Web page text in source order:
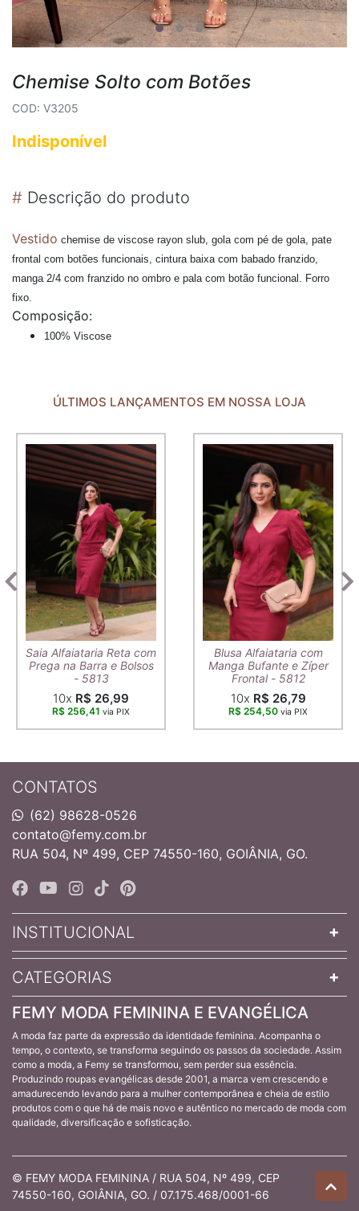
Chemise Solto com Botões
COD: V3205
Indisponível
# Descrição do produto
Vestido chemise de viscose rayon slub, gola com pé de gola, pate
frontal com botões funcionais, cintura baixa com babado franzido,
manga 2/4 com franzido no ombro e pala com botão funcional. Forro
fixo.
Composição:
100% Viscose
ÚLTIMOS LANÇAMENTOS EM NOSSA LOJA
Saia Alfaiataria Reta com
Prega na Barra e Bolsos
- 5813
10x R$ 26,99
R$ 256,41 via PIX
Blusa Alfaiataria com
Manga Bufante e Zíper
Frontal - 5812
10x R$ 26,79
R$ 254,50 via PIX
CONTATOS
(62) 98628-0526
contato@femy.com.br
RUA 504, Nº 499, CEP 74550-160, GOIÂNIA, GO.
INSTITUCIONAL
CATEGORIAS
FEMY MODA FEMININA E EVANGÉLICA
A moda faz parte da expressão da identidade feminina. Acompanha o
tempo, o contexto, se transforma seguindo os passos da sociedade. Assim
como a moda, a Femy se transformou, sem perder sua essência.
Produzindo roupas evangélicas desde 2001, a marca vem crescendo e
amadurecendo levando para a mulher contemporânea e cheia de estilo
produtos com o que há de mais novo e autêntico no mercado de moda com
qualidade, diversificação e sofisticação.
© FEMY MODA FEMININA / RUA 504, Nº 499, CEP
74550-160, GOIÂNIA, GO. / 07.175.468/0001-66